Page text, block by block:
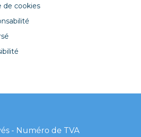
de cookies
- Numéro de TVA